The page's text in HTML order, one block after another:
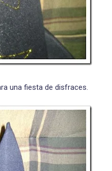
una fiesta de disfraces.